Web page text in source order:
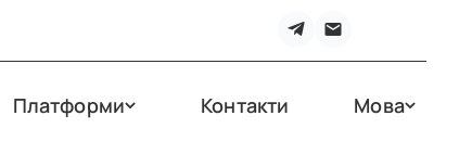
Платформи Контакти Мова